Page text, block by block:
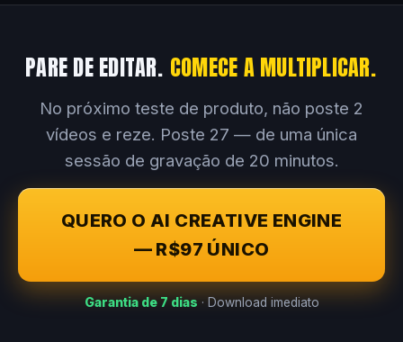
PARE DE EDITAR. COMECE A MULTIPLICAR.
No próximo teste de produto, não poste 2
vídeos e reze. Poste 27 — de uma única
sessão de gravação de 20 minutos.
QUERO O AI CREATIVE ENGINE
— R$97 ÚNICO
Garantia de 7 dias · Download imediato